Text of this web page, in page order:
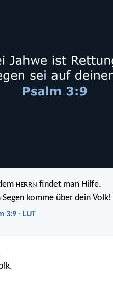
HERRN findet man Hilfe.
Segen komme über dein Volk!
3:9 - LUT